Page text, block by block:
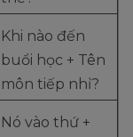
Khi nào đến
buổi học + Tên
môn tiếp nhỉ?
Nó vào thứ +